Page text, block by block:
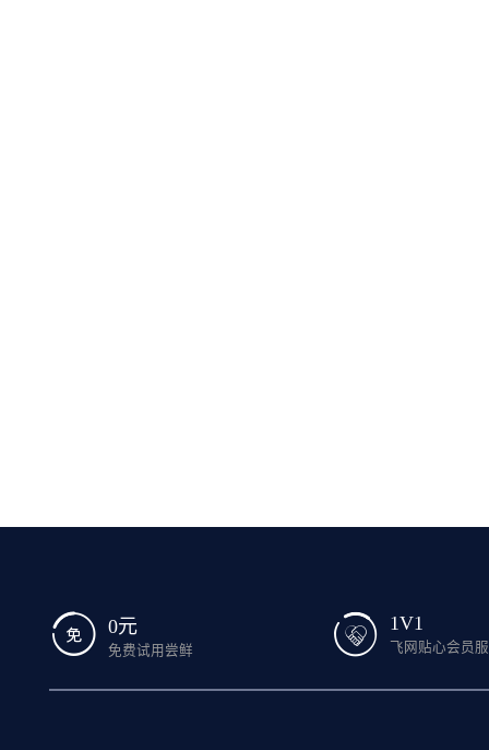
0元
免费试用尝鲜
1V1
飞网贴心会员